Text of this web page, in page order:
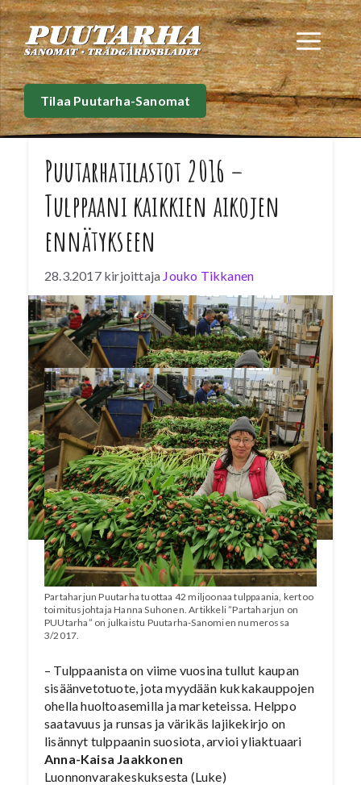
Siirry
sisältöön
Tilaa Puutarha-Sanomat
Puutarhatilastot 2016 –
Tulppaani kaikkien aikojen
ennätykseen
28.3.2017 kirjoittaja Jouko Tikkanen
Viime vuoden puutarhatilaston suurin yllättäjä
oli tulppaani, joita tuotettiin 81 miljoonaa
kappaletta.
Partaharjun Puutarha tuottaa 42 miljoonaa tulppaania, kertoo
toimitusjohtaja Hanna Suhonen. Artikkeli ”Partaharjun on
PUUtarha” on julkaistu Puutarha-Sanomien numerossa
3/2017.
– Tulppaanista on viime vuosina tullut kaupan
sisäänvetotuote, jota myydään kukkakauppojen
ohella huoltoasemilla ja marketeissa. Helppo
saatavuus ja runsas ja värikäs lajikekirjo on
lisännyt tulppaanin suosiota, arvioi yliaktuaari
Anna-Kaisa Jaakkonen
Luonnonvarakeskuksesta (Luke)